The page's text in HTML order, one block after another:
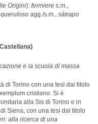
Origini): fermiere s.m.,
queruloso agg./s.m., sàtrapo
e la scuola di massa
di Torino con una tesi dal titolo
cristiano. Si è
alla Sis di Torino e in
Siena, con una tesi dal titolo
alla ricerca di una